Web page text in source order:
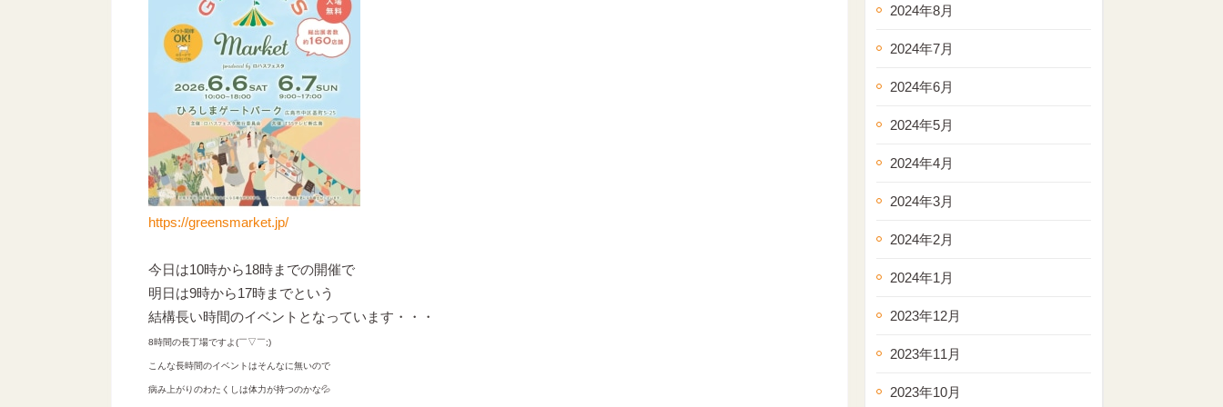
https://greensmarket.jp/
今日は10時から18時までの開催で
明日は9時から17時までという
結構長い時間のイベントとなっています・・・
8時間の長丁場ですよ(￣▽￣;)
こんな長時間のイベントはそんなに無いので
病み上がりのわたくしは体力が持つのかな💦
2024年8月
2024年7月
2024年6月
2024年5月
2024年4月
2024年3月
2024年2月
2024年1月
2023年12月
2023年11月
2023年10月